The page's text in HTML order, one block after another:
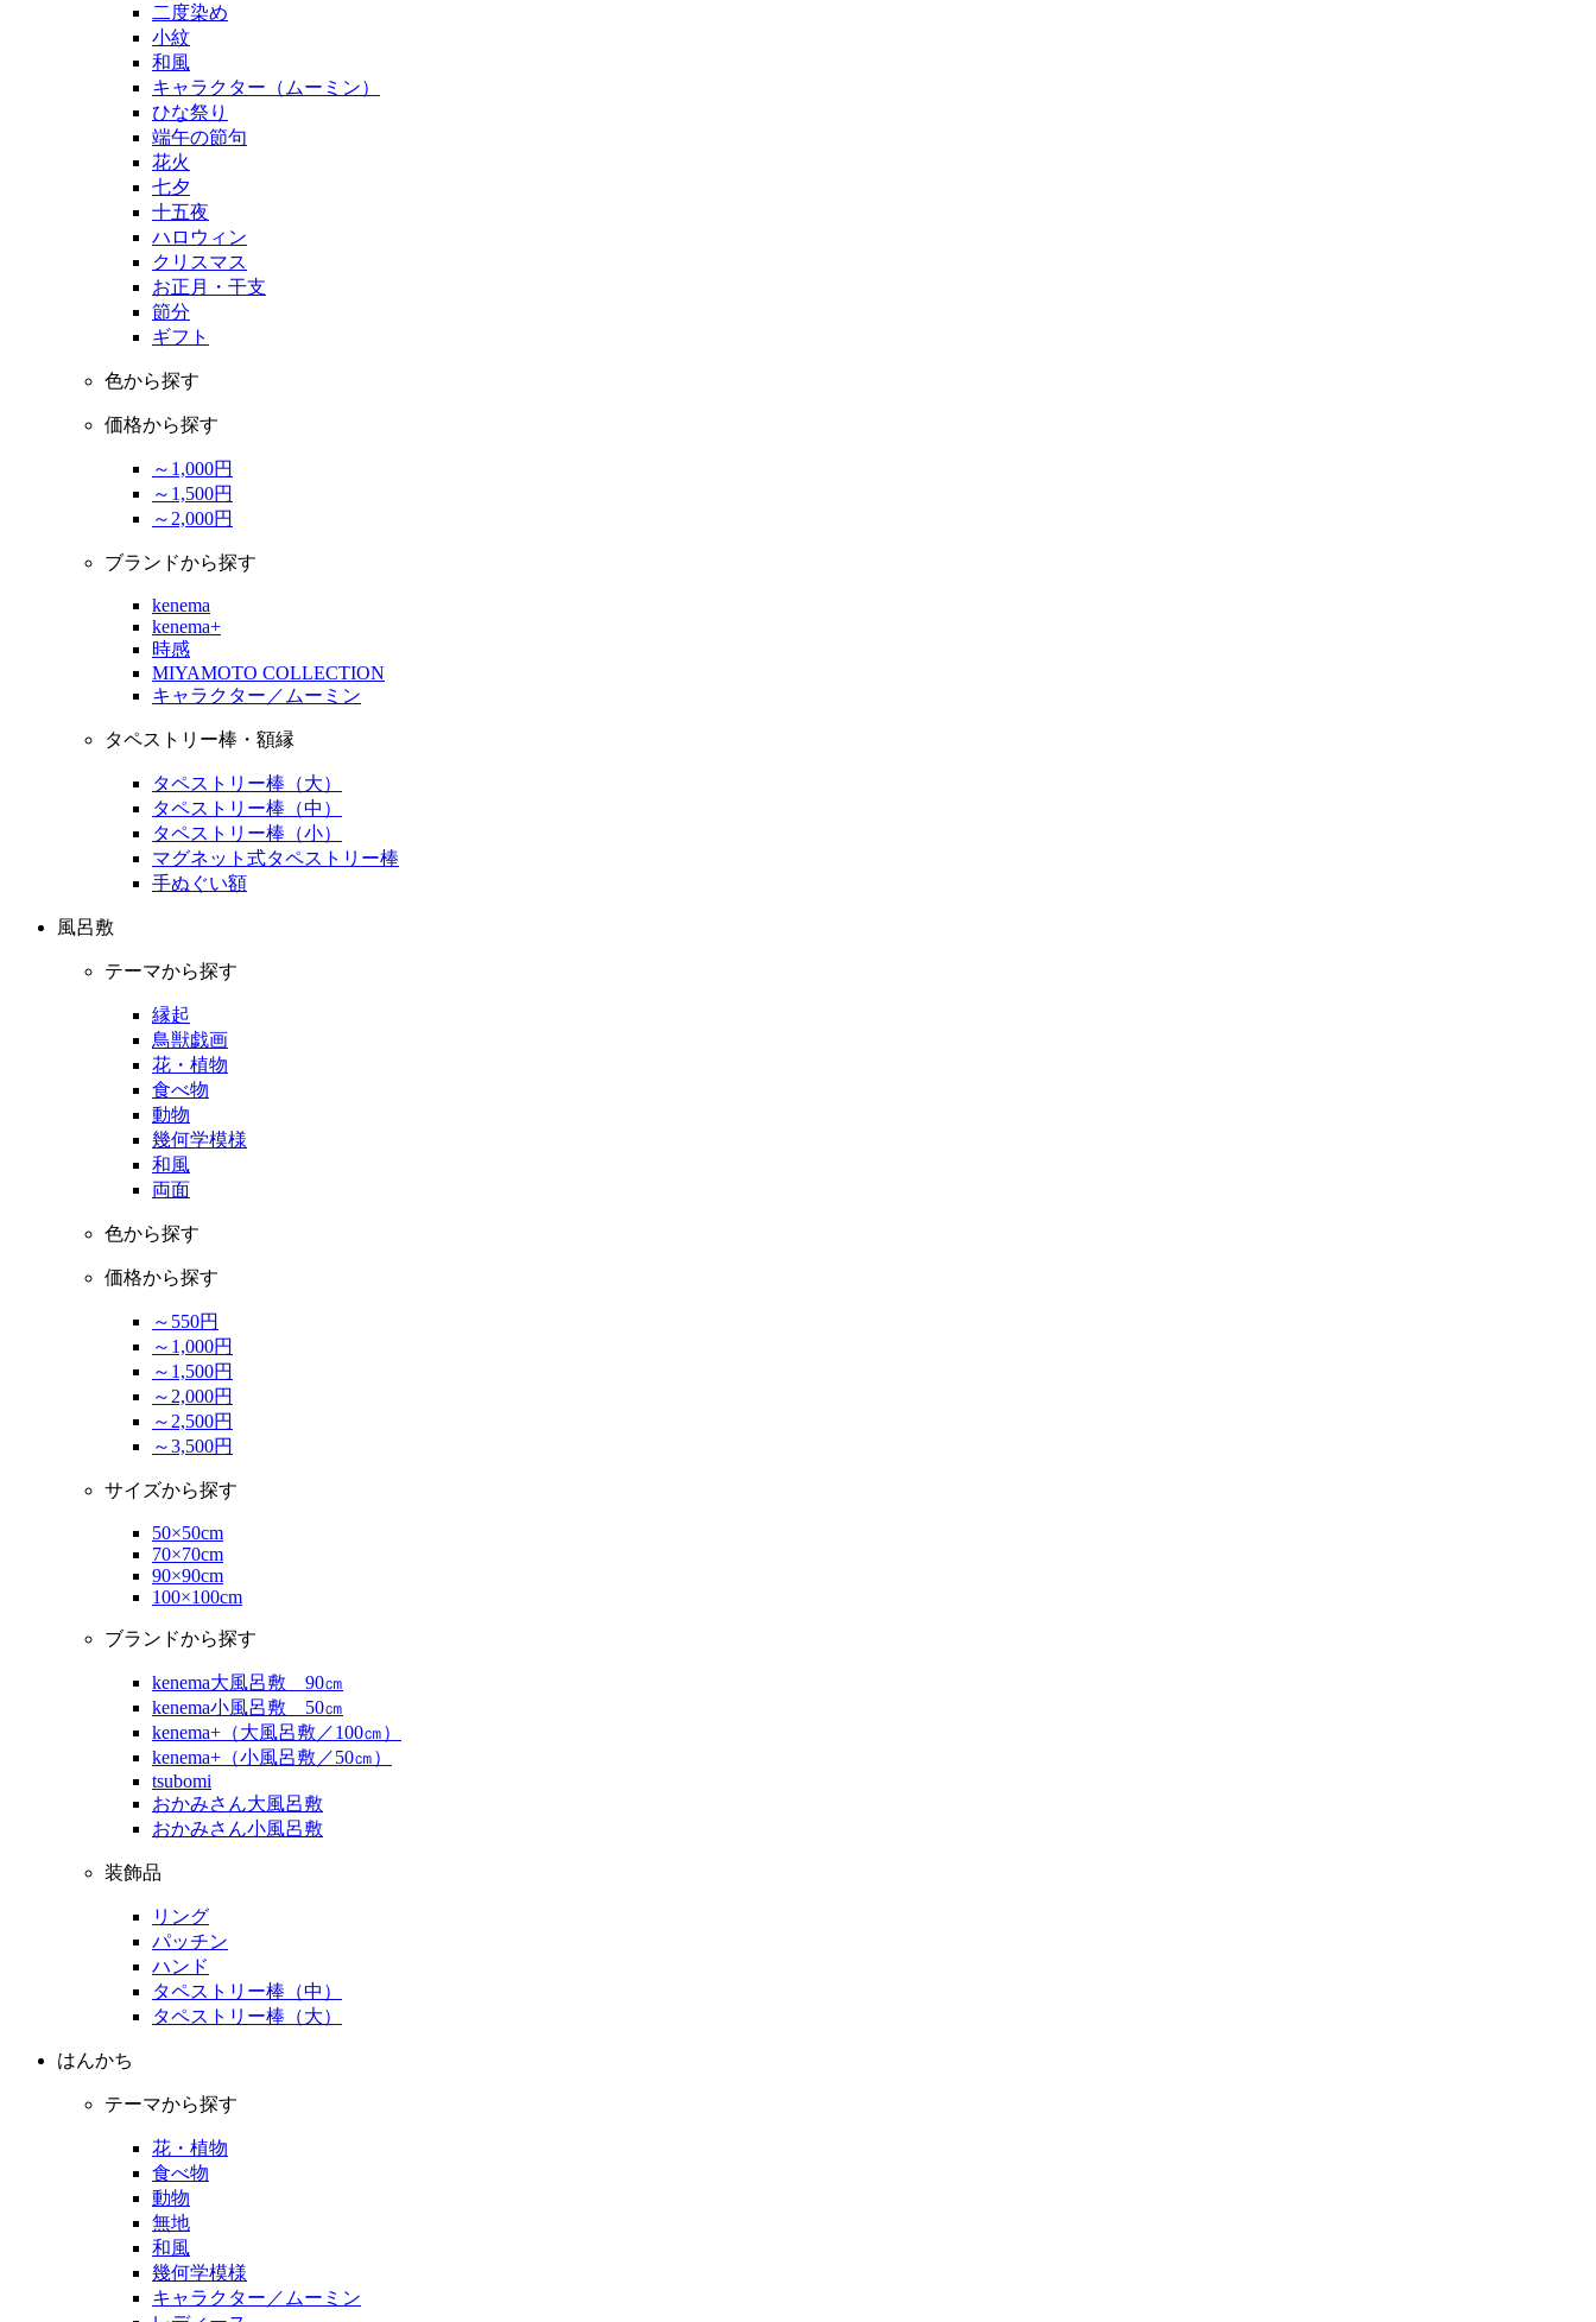
二度染め
小紋
和風
キャラクター（ムーミン）
ひな祭り
端午の節句
花火
七夕
十五夜
ハロウィン
クリスマス
お正月・干支
節分
ギフト
色から探す
価格から探す
～1,000円
～1,500円
～2,000円
ブランドから探す
kenema
kenema+
時感
MIYAMOTO COLLECTION
キャラクター／ムーミン
タペストリー棒・額縁
タペストリー棒（大）
タペストリー棒（中）
タペストリー棒（小）
マグネット式タペストリー棒
手ぬぐい額
風呂敷
テーマから探す
縁起
鳥獣戯画
花・植物
食べ物
動物
幾何学模様
和風
両面
色から探す
価格から探す
～550円
～1,000円
～1,500円
～2,000円
～2,500円
～3,500円
サイズから探す
50×50cm
70×70cm
90×90cm
100×100cm
ブランドから探す
kenema大風呂敷 90㎝
kenema小風呂敷 50㎝
kenema+（大風呂敷／100㎝）
kenema+（小風呂敷／50㎝）
tsubomi
おかみさん大風呂敷
おかみさん小風呂敷
装飾品
リング
パッチン
ハンド
タペストリー棒（中）
タペストリー棒（大）
はんかち
テーマから探す
花・植物
食べ物
動物
無地
和風
幾何学模様
キャラクター／ムーミン